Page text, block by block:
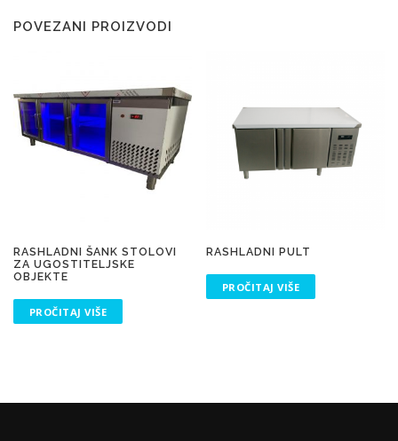
POVEZANI PROIZVODI
RASHLADNI ŠANK STOLOVI
ZA UGOSTITELJSKE
OBJEKTE
PROČITAJ VIŠE
RASHLADNI PULT
PROČITAJ VIŠE